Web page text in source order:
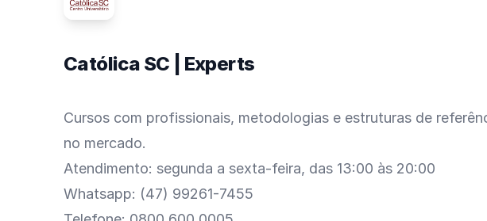
Católica SC | Experts
Cursos com profissionais, metodologias e estruturas de
no mercado.
Atendimento: segunda a sexta-feira, das 13:00 às 20:00
Whatsapp: (47) 99261-7455